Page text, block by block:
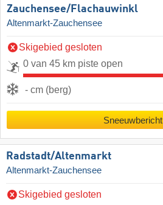
Zauchensee/​Flachauwinkl
Altenmarkt-Zauchensee
Skigebied gesloten
0 van 45 km piste open
- cm (berg)
Sneeuwbericht
Radstadt/​Altenmarkt
Altenmarkt-Zauchensee
Skigebied gesloten